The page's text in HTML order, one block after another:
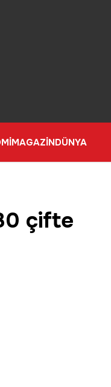
MAGAZİNDÜNYA
çifte